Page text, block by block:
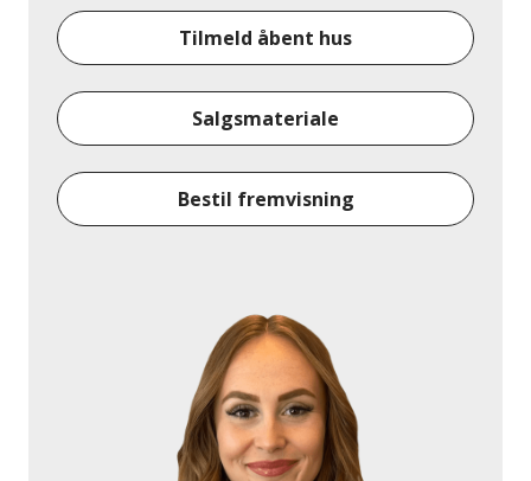
Tilmeld åbent hus
Salgsmateriale
Bestil fremvisning